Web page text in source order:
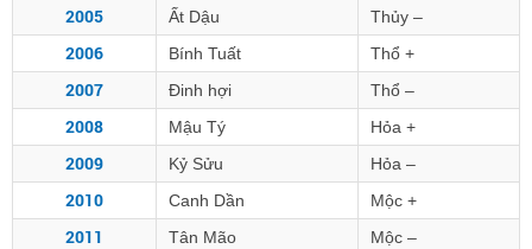
2005 Ất Dậu Thủy –
2006 Bính Tuất Thổ +
2007 Đinh hợi Thổ –
2008 Mậu Tý Hỏa +
2009 Kỷ Sửu Hỏa –
2010 Canh Dần Mộc +
2011 Tân Mão Mộc –